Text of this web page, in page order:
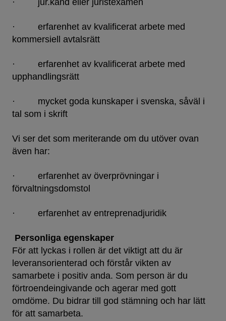
· jur.kand eller juristexamen
· erfarenhet av kvalificerat arbete med
kommersiell avtalsrätt
· erfarenhet av kvalificerat arbete med
upphandlingsrätt
· mycket goda kunskaper i svenska, såväl i
tal som i skrift
Vi ser det som meriterande om du utöver ovan
även har:
· erfarenhet av överprövningar i
förvaltningsdomstol
· erfarenhet av entreprenadjuridik
Personliga egenskaper
För att lyckas i rollen är det viktigt att du är
leveransorienterad och förstår vikten av
samarbete i positiv anda. Som person är du
förtroendeingivande och agerar med gott
omdöme. Du bidrar till god stämning och har lätt
för att samarbeta.